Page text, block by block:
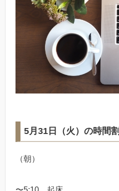
5月31日（火）の時間割
（朝）